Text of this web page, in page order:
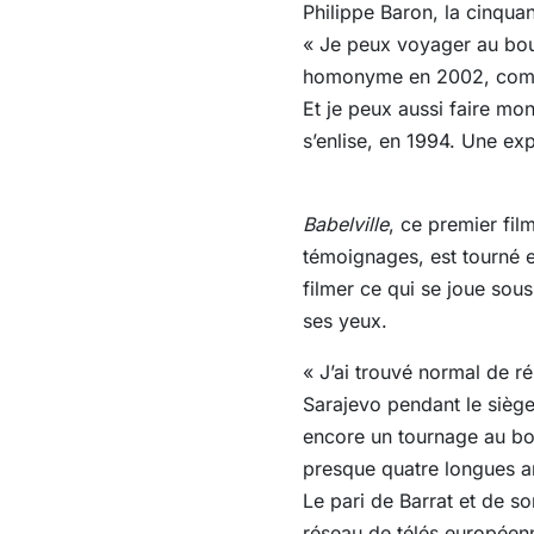
Philippe Baron, la
« Je peux voyager au
homonyme en 2002,
Et je peux aussi faire
s’enlise, en 1994. Une
Babelville, ce premier
témoignages, est tourné
filmer ce qui se joue
ses yeux.
« J’ai trouvé normal de
Sarajevo pendant le
encore un tournage au
presque quatre longues
Le pari de Barrat et de